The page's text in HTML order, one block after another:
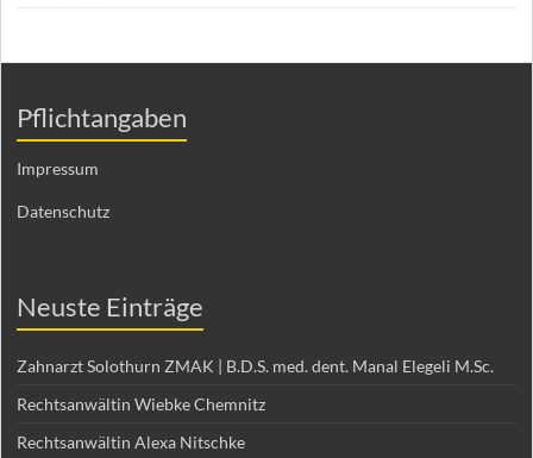
Pflichtangaben
Impressum
Datenschutz
Neuste Einträge
Zahnarzt Solothurn ZMAK | B.D.S. med. dent. Manal Elegeli M.Sc.
Rechtsanwältin Wiebke Chemnitz
Rechtsanwältin Alexa Nitschke